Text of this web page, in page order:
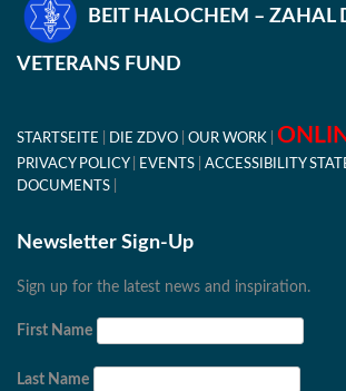
BEIT HALOCHEM – ZAHAL
VETERANS FUND
STARTSEITE DIE ZDVO OUR WORK
PRIVACY POLICY EVENTS ACCESSIBILITY
DOCUMENTS
Newsletter Sign-Up
Sign up for the latest news and inspiration.
First Name
Last Name